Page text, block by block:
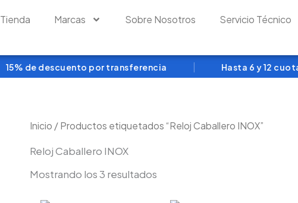
Tienda Marcas Sobre Nosotros Servicio Técnico
15% de descuento por transferencia Hasta 6 y 12 cuotas
Inicio / Productos etiquetados “Reloj Caballero INOX”
Reloj Caballero INOX
Mostrando los 3 resultados